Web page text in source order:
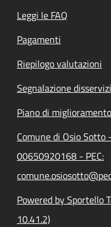
Leggi le FAQ
Pagamenti
Riepilogo valutazioni
Segnalazione
Piano di
Comune di Osio
00650920168 - PEC:
Powered by Sportello
10.41.2)